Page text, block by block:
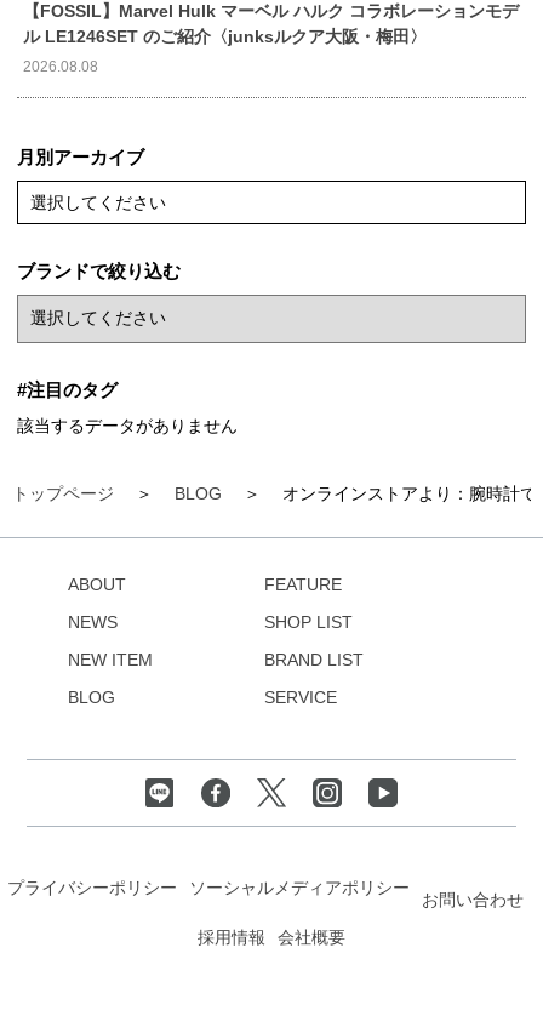
トップページ BLOG オンラインストアより：腕時計で
【FOSSIL】Marvel Hulk マーベル ハルク コラボレーションモデ
ル LE1246SET のご紹介〈junksルクア大阪・梅田〉
2026.08.08
月別アーカイブ
選択してください
ブランドで絞り込む
#注目のタグ
該当するデータがありません
ABOUT
NEWS
NEW ITEM
BLOG
FEATURE
SHOP LIST
BRAND LIST
SERVICE
プライバシーポリシー ソーシャルメディアポリシー
お問い合わせ
採用情報
会社概要